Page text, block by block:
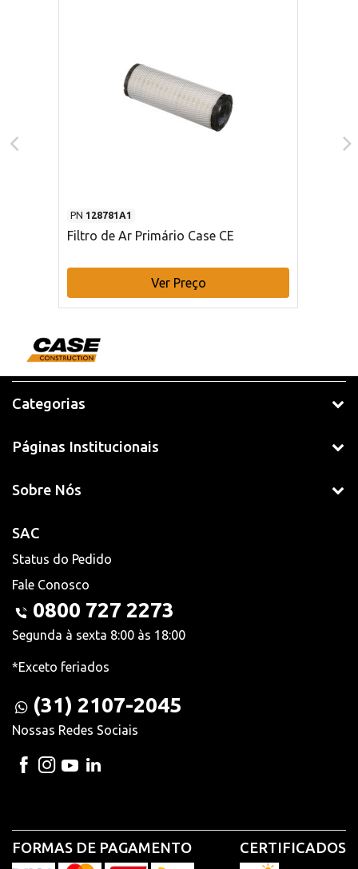
PN 128781A1
Filtro de Ar Primário Case CE
Ver Preço
Categorias
Páginas Institucionais
Sobre Nós
SAC
Status do Pedido
Fale Conosco
0800 727 2273
Segunda à sexta 8:00 às 18:00
*Exceto feriados
(31) 2107-2045
Nossas Redes Sociais
FORMAS DE PAGAMENTO CERTIFICADOS